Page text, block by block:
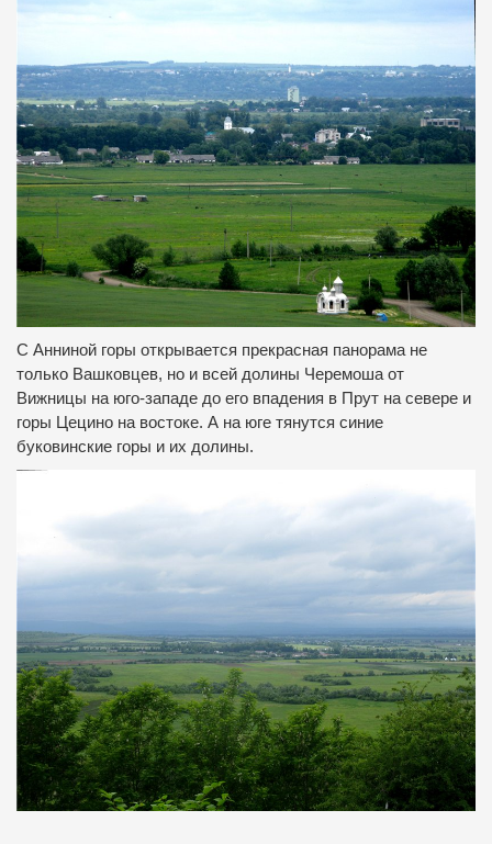
С Анниной горы открывается прекрасная панорама не
только Вашковцев, но и всей долины Черемоша от
Вижницы на юго-западе до его впадения в Прут на севере и
горы Цецино на востоке. А на юге тянутся синие
буковинские горы и их долины.